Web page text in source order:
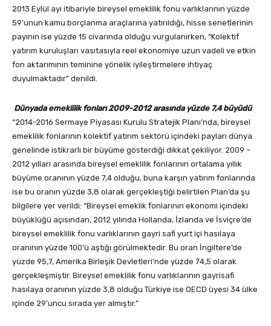
2013 Eylül ayı itibariyle bireysel emeklilik fonu varlıklarının yüzde
59’unun kamu borçlanma araçlarına yatırıldığı, hisse senetlerinin
payının ise yüzde 15 civarında olduğu vurgulanırken, “Kolektif
yatırım kuruluşları vasıtasıyla reel ekonomiye uzun vadeli ve etkin
fon aktarımının teminine yönelik iyileştirmelere ihtiyaç
duyulmaktadır” denildi.
Dünyada emeklilik fonları 2009-2012 arasında yüzde 7,4 büyüdü
“2014-2016 Sermaye Piyasası Kurulu Stratejik Planı’nda, bireysel
emeklilik fonlarının kolektif yatırım sektörü içindeki payları dünya
genelinde istikrarlı bir büyüme gösterdiği dikkat çekiliyor. 2009 –
2012 yılları arasında bireysel emeklilik fonlarının ortalama yıllık
büyüme oranının yüzde 7,4 olduğu, buna karşın yatırım fonlarında
ise bu oranın yüzde 3,8 olarak gerçekleştiği belirtilen Plan’da şu
bilgilere yer verildi: “Bireysel emeklik fonlarının ekonomi içindeki
büyüklüğü açısından, 2012 yılında Hollanda, İzlanda ve İsviçre’de
bireysel emeklilik fonu varlıklarının gayri safi yurt içi hasılaya
oranının yüzde 100’ü aştığı görülmektedir. Bu oran İngiltere’de
yüzde 95,7, Amerika Birleşik Devletleri’nde yüzde 74,5 olarak
gerçekleşmiştir. Bireysel emeklilik fonu varlıklarının gayrisafi
hasılaya oranının yüzde 3,8 olduğu Türkiye ise OECD üyesi 34 ülke
içinde 29’uncu sırada yer almıştır.”